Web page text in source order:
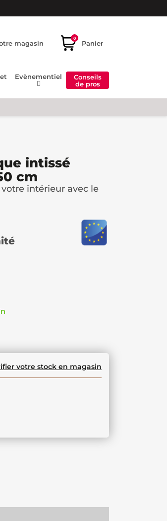
magasin
0
Panier
Evènementiel
Conseils
de pros
intissé
cm
intérieur avec le
votre stock en magasin